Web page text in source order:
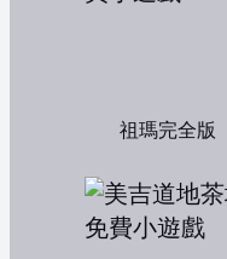
祖瑪完全版